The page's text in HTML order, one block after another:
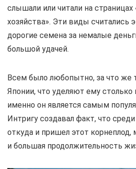
слышали или читали на страницах
хозяйства». Эти виды считались
дорогие семена за немалые
большой удачей.
Всем было любопытно, за что же
Японии, что уделяют ему
именно он является самым
Интригу создавал факт, что
откуда и пришел этот корнеплод,
и большая продолжительность